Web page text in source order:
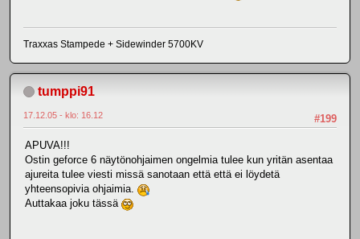
Traxxas Stampede + Sidewinder 5700KV
tumppi91
#199
17.12.05 - klo: 16.12
APUVA!!!
Ostin geforce 6 näytönohjaimen ongelmia tulee kun yritän asentaa
ajureita tulee viesti missä sanotaan että että ei löydetä
yhteensopivia ohjaimia.
Auttakaa joku tässä